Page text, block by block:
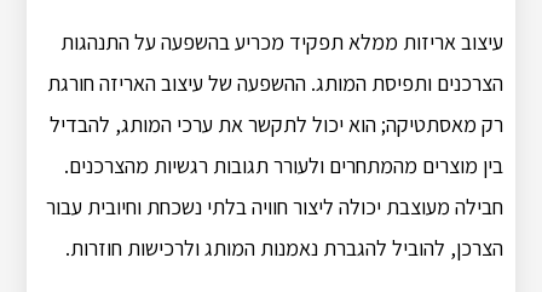
עיצוב אריזות ממלא תפקיד מכריע בהשפעה על התנהגות
הצרכנים ותפיסת המותג.ההשפעה של עיצוב האריזה חורגת
רק מאסתטיקה;הוא יכול לתקשר את ערכי המותג, להבדיל
בין מוצרים מהמתחרים ולעורר תגובות רגשיות מהצרכנים.
חבילה מעוצבת יכולה ליצור חוויה בלתי נשכחת וחיובית עבור
הצרכן, להוביל להגברת נאמנות המותג ולרכישות חוזרות.